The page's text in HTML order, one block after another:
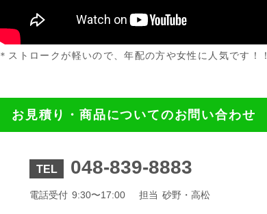
＊ストロークが軽いので、年配の方や女性に人気です！！
お見積り・商品についてのお問い合わせ
TEL 048-839-8883
電話受付 9:30〜17:00 担当 砂野・高松